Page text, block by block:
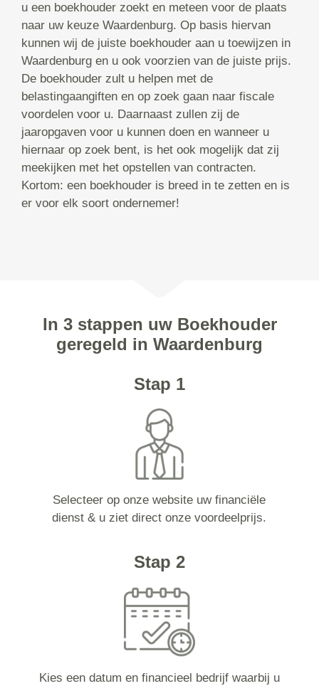
u een boekhouder zoekt en meteen voor de plaats
naar uw keuze Waardenburg. Op basis hiervan
kunnen wij de juiste boekhouder aan u toewijzen in
Waardenburg en u ook voorzien van de juiste prijs.
De boekhouder zult u helpen met de
belastingaangiften en op zoek gaan naar fiscale
voordelen voor u. Daarnaast zullen zij de
jaaropgaven voor u kunnen doen en wanneer u
hiernaar op zoek bent, is het ook mogelijk dat zij
meekijken met het opstellen van contracten.
Kortom: een boekhouder is breed in te zetten en is
er voor elk soort ondernemer!
In 3 stappen uw Boekhouder
geregeld in Waardenburg
Stap 1
Selecteer op onze website uw financiële
dienst & u ziet direct onze voordeelprijs.
Stap 2
Kies een datum en financieel bedrijf waarbij u